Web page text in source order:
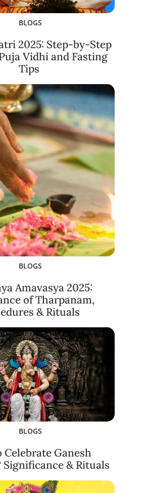
BLOGS
2025: Step-by-Step
Vidhi and Fasting
Tips
BLOGS
Amavasya 2025:
of Tharpanam,
& Rituals
BLOGS
Celebrate Ganesh
& Rituals